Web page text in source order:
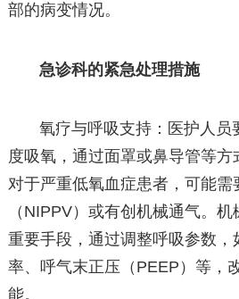
部的病变情况。
急诊科的紧急处理措施
氧疗与呼吸支持：医护人员
度吸氧，通过面罩或鼻导管等方
对于严重低氧血症患者，可能需
（NIPPV）或有创机械通气。
重要手段，通过调整呼吸参数，
率、呼气末正压（PEEP）等，
能。